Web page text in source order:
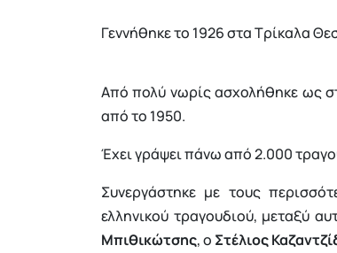
Γεννήθηκε το 1926 στα Τρίκαλα
Από πολύ νωρίς ασχολήθηκε ως
από το 1950.
Έχει γράψει πάνω από 2.000
Συνεργάστηκε με τους
ελληνικού τραγουδιού, μεταξύ
Μπιθικώτσης, ο Στέλιος